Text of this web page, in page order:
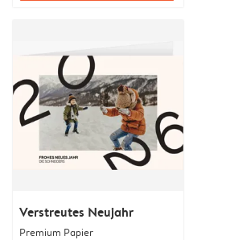
Verstreutes Neujahr
Premium Papier